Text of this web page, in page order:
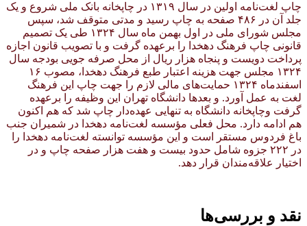
چاپ لغت‌نامه اولین در سال ۱۳۱۹ در چاپخانه بانک ملی شروع و یک
جلد آن در ۴۸۶ صفحه به چاپ رسید و مدتی متوقف شد، سپس
مجلس شورای ملی در اول بهمن ماه سال ۱۳۲۴ طی یک تصمیم
قانونی چاپ فرهنگ دهخدا را برعهده گرفت و با تصویب قانون اجازه
پرداخت دویست و پنجاه هزار ریال از محل صرفه جویی بودجه سال
۱۳۲۴ مجلس جهت هزینه اعتبار طبع فرهنگ دهخدا، مصوب ۱۶
اسفندماه ۱۳۲۴ حمایت‌های مالی لازم را جهت چاپ این فرهنگ
لغت به عمل آورد. و بعدها دانشگاه تهران این وظیفه را برعهده
گرفت وچاپخانه دانشگاه به تنهایی عهده‌دار چاپ شد که هم اکنون
هم ادامه دارد. محل فعلی مؤسسه لغت‌نامه دهخدا در شمیران جنب
باغ فردوس مستقر است و این مؤسسه توانسته لغت‌نامه دهخدا را
در ۲۲۲ جزوه شامل حدود بیست و هفت هزار صفحه چاپ و در
اختیار علاقه‌مندان قرار دهد.
نقد و بررسی‌ها